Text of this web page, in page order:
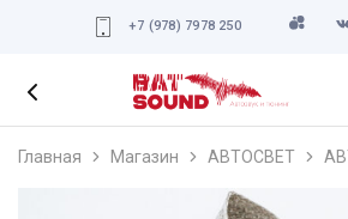
+7 (978) 7978 250
Главная Магазин АВТОСВЕТ